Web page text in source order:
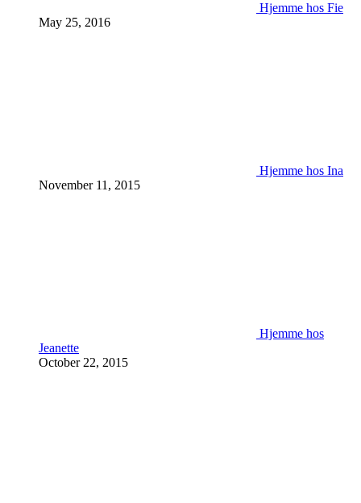
Hjemme hos Fie
May 25, 2016
Hjemme hos Ina
November 11, 2015
Hjemme hos
Jeanette
October 22, 2015